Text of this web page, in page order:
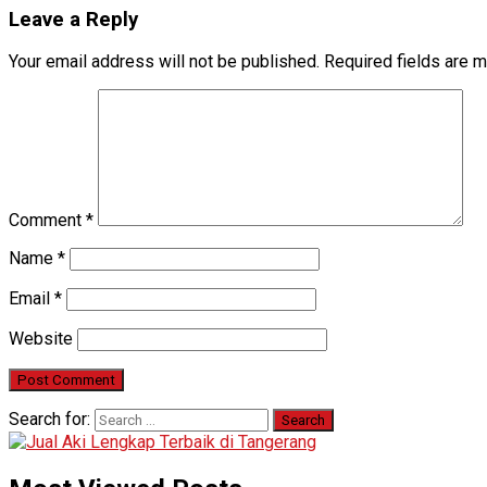
Leave a Reply
Your email address will not be published. Required fields are
Comment *
Name *
Email *
Website
Search for: